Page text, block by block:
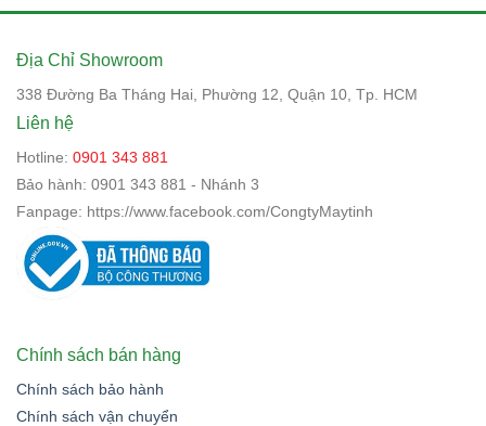
Địa Chỉ Showroom
338 Đường Ba Tháng Hai, Phường 12, Quận 10, Tp. HCM
Liên hệ
Hotline: 0901 343 881
Bảo hành: 0901 343 881 - Nhánh 3
Fanpage: https://www.facebook.com/CongtyMaytinh
Chính sách bán hàng
Chính sách bảo hành
Chính sách vận chuyển